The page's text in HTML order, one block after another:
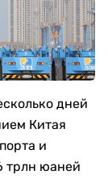
дней
Китая
и
трлн юаней